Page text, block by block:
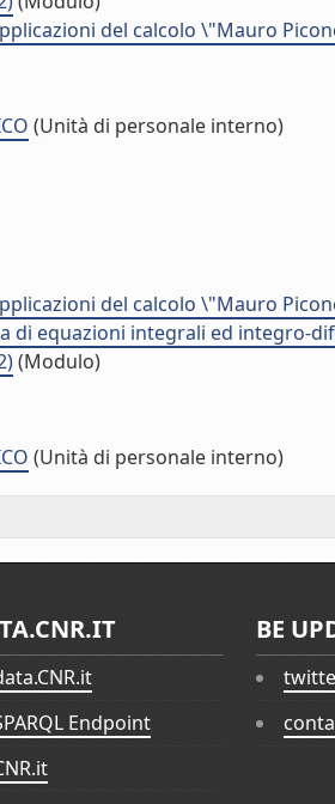
del calcolo \"Mauro
(Unità di personale interno)
del calcolo \"Mauro
di equazioni integrali ed integro-
(Modulo)
(Unità di personale interno)
Endpoint
BE